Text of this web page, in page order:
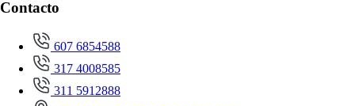
Contacto
607 6854588
317 4008585
311 5912888